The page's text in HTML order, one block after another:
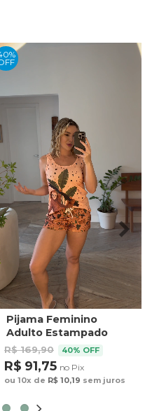
Pijama Feminino
Adulto Estampado
Preguiça Tucano
Fundo Marrom
R$ 169,90 40% OFF
R$ 91,75 no Pix
ou 10x de R$ 10,19 sem juros